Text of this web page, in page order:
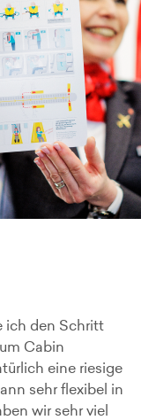
ich den Schritt
Cabin
eine riesige
sehr flexibel in
wir sehr viel